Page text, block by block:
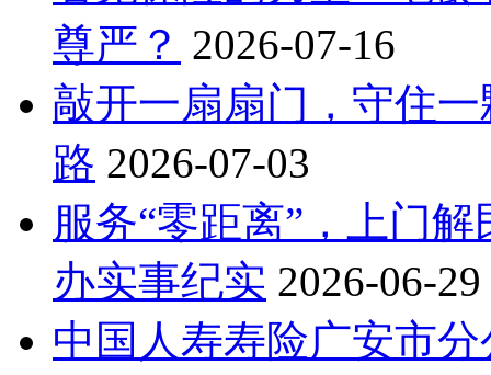
尊严？ 2026-07-16
敲开一扇扇门，守住
路 2026-07-03
服务“零距离”，上门
办实事纪实 2026-06-29
中国人寿寿险广安市